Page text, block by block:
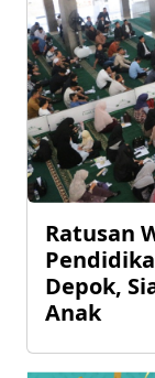
Ratusan
Depok,
Anak